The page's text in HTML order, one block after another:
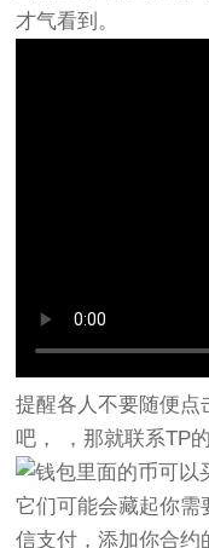
才气看到。
提醒各人不要随便点
吧， ，那就联系TP
它们可能会藏起你需
信支付，添加你合约